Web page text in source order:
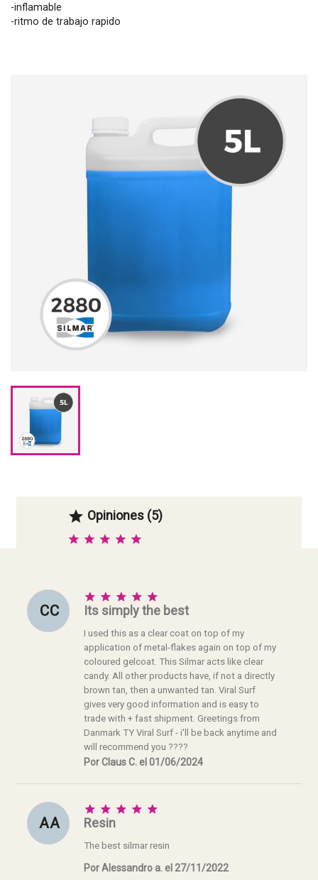
-inflamable
-ritmo de trabajo rapido
 Opiniones (5)
C C
    
Its simply the best
I used this as a clear coat on top of my
application of metal-flakes again on top of my
coloured gelcoat. This Silmar acts like clear
candy. All other products have, if not a directly
brown tan, then a unwanted tan. Viral Surf
gives very good information and is easy to
trade with + fast shipment. Greetings from
Danmark TY Viral Surf - i'll be back anytime and
will recommend you ????
Por Claus C. el 01/06/2024
A A
    
Resin
The best silmar resin
Por Alessandro a. el 27/11/2022